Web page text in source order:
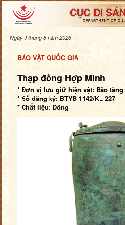
Ngày 9 tháng 8 năm 2026
BẢO VẬT QUỐC GIA
Thạp đồng Hợp Minh
* Đơn vị lưu giữ hiện vật: Bảo tàng
* Số đăng ký: BTYB 1142/KL 227
* Chất liệu: Đồng